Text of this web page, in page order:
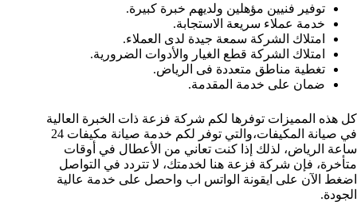
توفير فنيين مؤهلين ولديهم خبرة كبيرة.
خدمة عملاء سريعة الاستجابة.
امتلاك الشركة سمعة جيدة لدى العملاء.
امتلاك الشركة قطع الغيار والأدوات الضرورية.
تغطية مناطق متعددة فى الرياض.
ضمان على خدمة المقدمة.
كل هذه المميزات توفرها لكم شركة فزعة ذات الخبرة العالية
في صيانة المكيفات،والتي توفر لكم خدمة صيانة مكيفات 24
ساعة الرياض، لذلك إذا كنت تعاني من الأعطال في أوقات
متأخرة، فإن شركة فزعة هنا لخدمتك، لا تتردد في التواصل
اضغط الآن على ايقونة الواتس اب واحصل على خدمة عالية
الجودة.